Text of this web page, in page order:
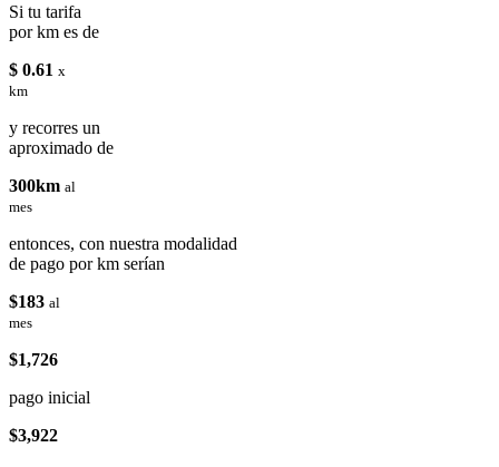
Si tu tarifa
por km es de
$ 0.61 x
km
y recorres un
aproximado de
300km al
mes
entonces, con nuestra modalidad
de pago por km serían
$183 al
mes
$1,726
pago inicial
$3,922